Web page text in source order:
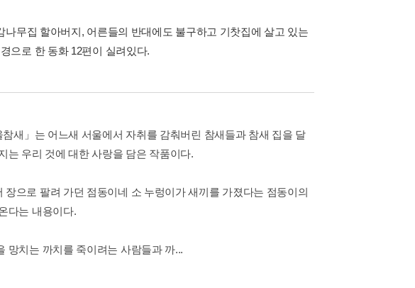
무집 할아버지, 어른들의 반대에도 불구하고 기찻집에 살고 있는
으로 한 동화 12편이 실려있다.
새」는 어느새 서울에서 자취를 감춰버린 참새들과 참새 집을 달
는 우리 것에 대한 사랑을 담은 작품이다.
으로 팔려 가던 점동이네 소 누렁이가 새끼를 가졌다는 점동이의
다는 내용이다.
망치는 까치를 죽이려는 사람들과 까...